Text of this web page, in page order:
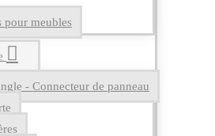
pour meubles
- Connecteur de panneau